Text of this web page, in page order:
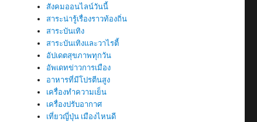
สังคมออนไลน์วันนี้
สาระน่ารู้เรื่องราวท้องถิ่น
สาระบันเทิง
สาระบันเทิงและวาไรตี้
อัปเดตสุขภาพทุกวัน
อัพเดทข่าวการเมือง
อาหารที่มีโปรตีนสูง
เครื่องทำความเย็น
เครื่องปรับอากาศ
เที่ยวญี่ปุ่น เมืองไหนดี